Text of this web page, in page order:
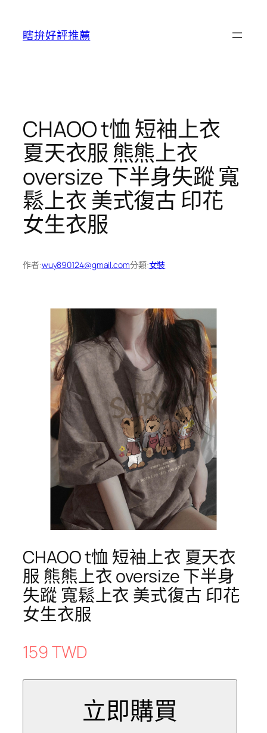
瞎拚好評推薦
CHAOO t恤 短袖上衣
夏天衣服 熊熊上衣
oversize 下半身失蹤 寬
鬆上衣 美式復古 印花
女生衣服
作者:wuy890124@gmail.com分類:女裝
CHAOO t恤 短袖上衣 夏天衣
服 熊熊上衣 oversize 下半身
失蹤 寬鬆上衣 美式復古 印花
女生衣服
159 TWD